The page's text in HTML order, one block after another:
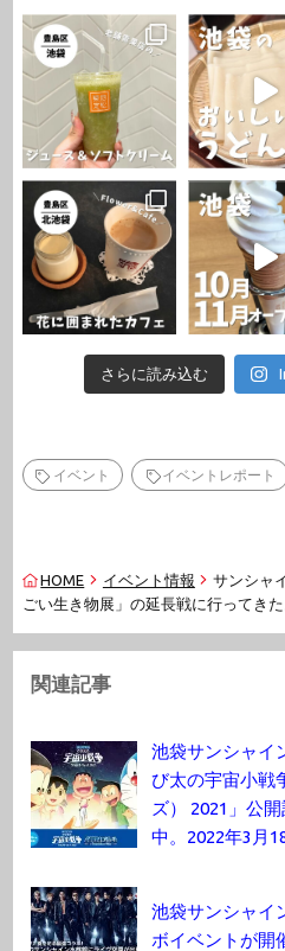
さらに読み込む
イベント イベントレポート
HOME イベント情報
サンシャ
ごい生き物展」の延長戦に行ってきた
関連記事
池袋サンシャイ
び太の宇宙小戦
ズ） 2021」公
中。2022年3月
池袋サンシャイ
ボイベントが開